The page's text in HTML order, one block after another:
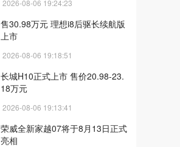
2026-08-06 19:24:23
售30.98万元 理想i8后驱长续航版
上市
2026-08-06 19:18:51
长城H10正式上市 售价20.98-23.
18万元
2026-08-06 19:13:41
荣威全新家越07将于8月13日正式
亮相